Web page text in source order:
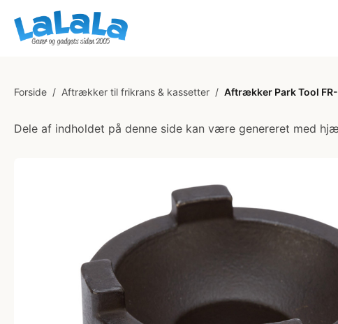
Forside / Aftrækker til frikrans & kassetter / Aftrækker Park Tool
Dele af indholdet på denne side kan være genereret med